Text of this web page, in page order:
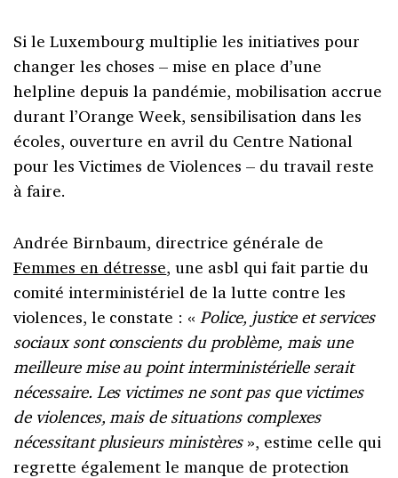
Si le Luxembourg multiplie les initiatives pour
changer les choses – mise en place d’une
helpline depuis la pandémie, mobilisation accrue
durant l’Orange Week, sensibilisation dans les
écoles, ouverture en avril du Centre National
pour les Victimes de Violences – du travail reste
à faire.
Andrée Birnbaum, directrice générale de
Femmes en détresse, une asbl qui fait partie du
comité interministériel de la lutte contre les
violences, le constate : « Police, justice et services
sociaux sont conscients du problème, mais une
meilleure mise au point interministérielle serait
nécessaire. Les victimes ne sont pas que victimes
de violences, mais de situations complexes
nécessitant plusieurs ministères», estime celle qui
regrette également le manque de protection